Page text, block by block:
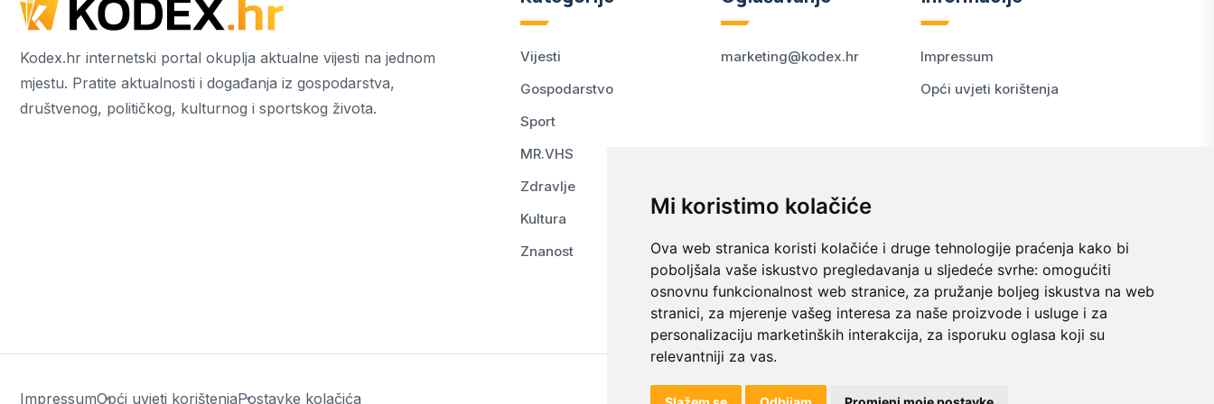
Mi koristimo kolačiće
Ova web stranica koristi kolačiće i druge tehnologije praćenja kako bi
poboljšala vaše iskustvo pregledavanja u sljedeće svrhe: omogućiti
osnovnu funkcionalnost web stranice, za pružanje boljeg iskustva na web
stranici, za mjerenje vašeg interesa za naše proizvode i usluge i za
personalizaciju marketinških interakcija, za isporuku oglasa koji su
relevantniji za vas.
Kodex.hr internetski portal okuplja aktualne vijesti na jednom
mjestu. Pratite aktualnosti i događanja iz gospodarstva,
društvenog, političkog, kulturnog i sportskog života.
Vijesti
Gospodarstvo
Sport
MR.VHS
Zdravlje
Kultura
Znanost
marketing@kodex.hr
Impressum
Opći uvjeti korištenja
ImpressumOpći uvjeti korištenjaPostavke kolačića